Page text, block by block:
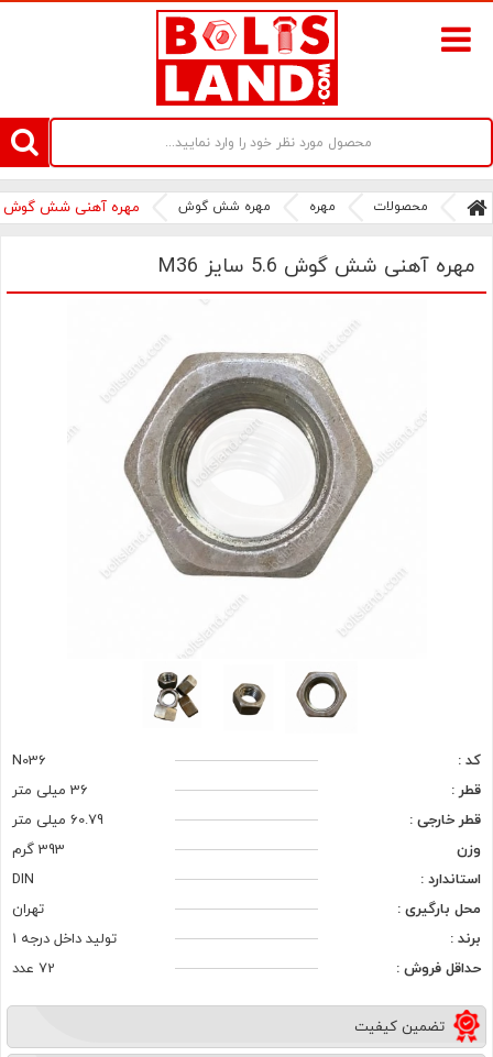
سامانه آنلاین فروش پیچ و مهره های صنعتی بولتز لند | سرزمین پیچ
محصولات مهره مهره شش گوش مهره آهنی شش گوش 5.6 سایز M36
مهره آهنی شش گوش 5.6 سایز M36
کد :
N036
قطر :
36 میلی متر
قطر خارجی :
60.79 میلی متر
وزن
393 گرم
استاندارد :
DIN
محل بارگیری :
تهران
برند :
تولید داخل درجه 1
حداقل فروش :
72 عدد
تضمین کیفیت